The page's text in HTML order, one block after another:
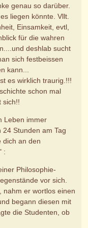
genau so darüber.
liegen könnte. Vllt.
Einsamkeit, evtl,
für die wahren
deshlab sucht
sich festbeissen
kann...
es wirklich traurig.!!!
schon mal
sich!!
Leben immer
Stunden am Tag
dich an den
:
Philosophie-
vor sich.
nahm er wortlos einen
begann diesen mit
die Studenten, ob